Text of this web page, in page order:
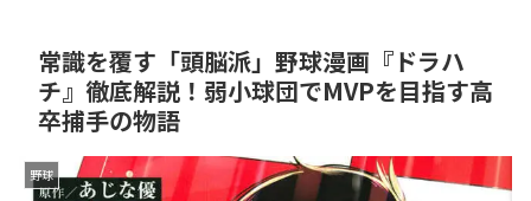
常識を覆す「頭脳派」野球漫画『ドラハ
チ』徹底解説！弱小球団でMVPを目指す高
卒捕手の物語
野球